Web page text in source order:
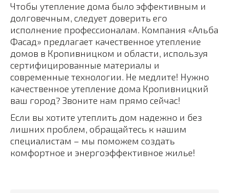
Чтобы утепление дома было эффективным и
долговечным, следует доверить его
исполнение профессионалам. Компания «Альба
Фасад» предлагает качественное утепление
домов в Кропивницком и области, используя
сертифицированные материалы и
современные технологии. Не медлите! Нужно
качественное утепление дома Кропивницкий
ваш город? Звоните нам прямо сейчас!
Если вы хотите утеплить дом надежно и без
лишних проблем, обращайтесь к нашим
специалистам – мы поможем создать
комфортное и энергоэффективное жилье!